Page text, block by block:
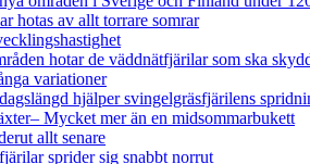
hotas av allt torrare somrar
hotar de väddnätfjärilar som ska
variationer
hjälper svingelgräsfjärilens
Mycket mer än en midsommarbukett
allt senare
sprider sig snabbt norrut